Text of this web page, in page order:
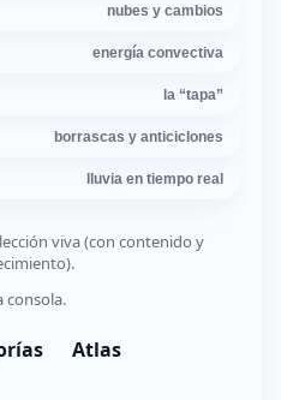
nubes y cambios
energía convectiva
la “tapa”
borrascas y anticiclones
lluvia en tiempo real
viva (con contenido y
consola.
Atlas